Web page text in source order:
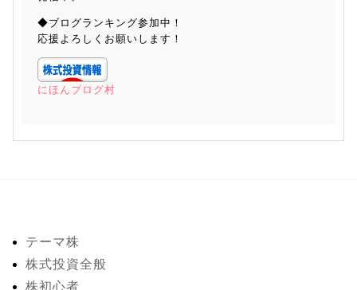
◆ブログランキング参加中！
応援よろしくお願いします！
にほんブログ村
テーマ株
株式投資全般
株初心者